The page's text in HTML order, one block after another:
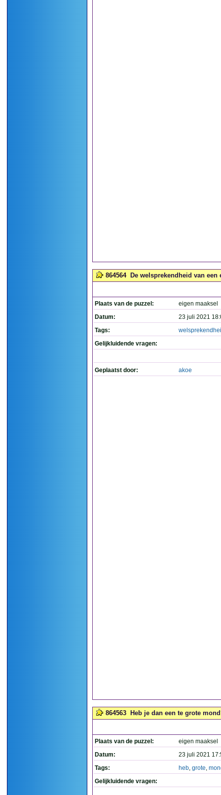
864564 De welsprekendheid van een
Plaats van de puzzel:
eigen maaksel
Datum:
23 juli 2021
Tags:
Gelijkluidende vragen:
Geplaatst door: akoe
864563 Heb je dan een te grote
Plaats van de puzzel:
eigen maaksel
Datum:
23 juli 2021
Tags:
heb, grote,
Gelijkluidende vragen: